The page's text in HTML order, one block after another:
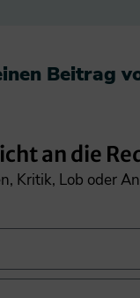
Beitrag
an die
Kritik, Lob oder